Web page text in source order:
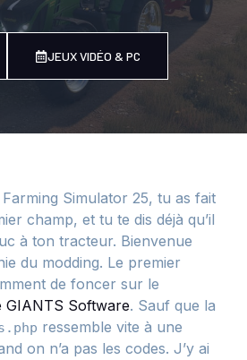
JEUX VIDÉO & PC
Simulator 25, tu as fait
champ, et tu te dis déjà qu’il
à ton tracteur. Bienvenue
du modding. Le premier
de foncer sur le
GIANTS Software. Sauf que la
ressemble vite à une
on n’a pas les codes. J’y ai